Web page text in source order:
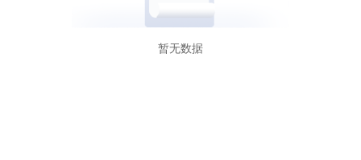
暂无数据